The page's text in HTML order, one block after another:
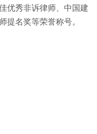
优秀非诉律师、中国建
名奖等荣誉称号。